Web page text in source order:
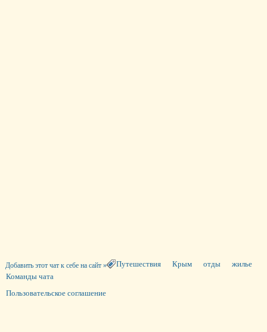
Путешествия Крым отды жилье
Добавить этот чат к себе на сайт »
Команды чата
Пользовательское соглашение